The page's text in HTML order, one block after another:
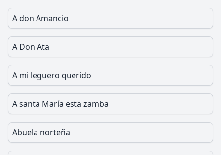
A don Amancio
A Don Ata
A mi leguero querido
A santa María esta zamba
Abuela norteña